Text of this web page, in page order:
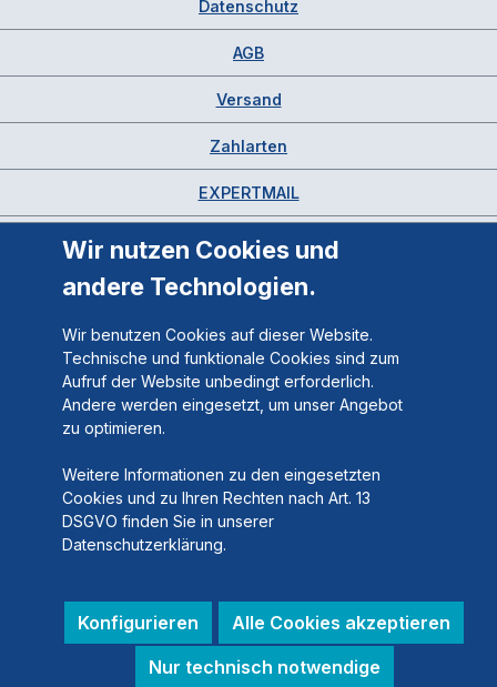
Datenschutz
AGB
Versand
Zahlarten
EXPERTMAIL
Wir nutzen Cookies und
andere Technologien.
Wir benutzen Cookies auf dieser Website.
Technische und funktionale Cookies sind zum
Aufruf der Website unbedingt erforderlich.
Andere werden eingesetzt, um unser Angebot
zu optimieren.
Weitere Informationen zu den eingesetzten
Cookies und zu Ihren Rechten nach Art. 13
DSGVO finden Sie in unserer
Datenschutzerklärung.
Konfigurieren
Alle Cookies akzeptieren
Nur technisch notwendige